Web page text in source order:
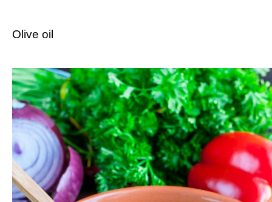
Olive oil